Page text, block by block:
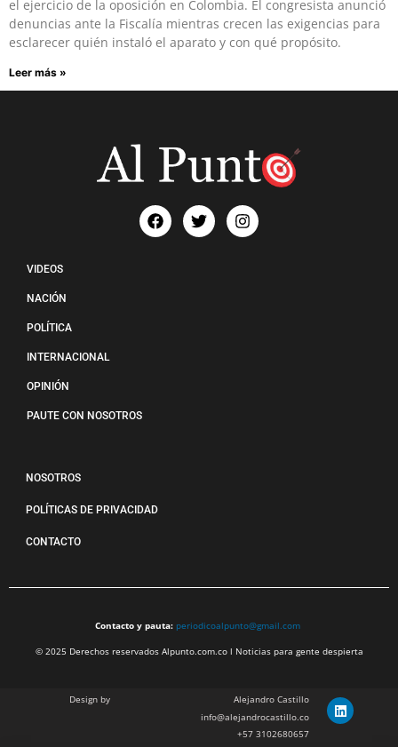
el ejercicio de la oposición en Colombia. El congresista anunció
denuncias ante la Fiscalía mientras crecen las exigencias para
esclarecer quién instaló el aparato y con qué propósito.
Leer más »
VIDEOS
NACIÓN
POLÍTICA
INTERNACIONAL
OPINIÓN
PAUTE CON NOSOTROS
NOSOTROS
POLÍTICAS DE PRIVACIDAD
CONTACTO
Contacto y pauta: periodicoalpunto@gmail.com
© 2025 Derechos reservados Alpunto.com.co l Noticias para gente despierta
Design by
Alejandro Castillo
info@alejandrocastillo.co
+57 3102680657